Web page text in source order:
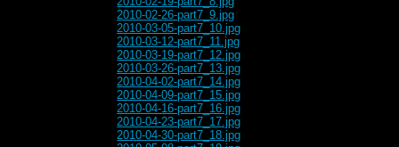
2010-02-26-part7_9.jpg
2010-03-05-part7_10.jpg
2010-03-12-part7_11.jpg
2010-03-19-part7_12.jpg
2010-03-26-part7_13.jpg
2010-04-02-part7_14.jpg
2010-04-09-part7_15.jpg
2010-04-16-part7_16.jpg
2010-04-23-part7_17.jpg
2010-04-30-part7_18.jpg